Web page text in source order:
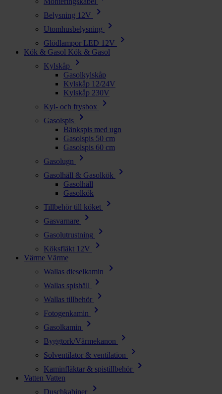
Belysning 12V chevron_right
Utomhusbelysning chevron_right
Glödlampor LED 12V chevron_right
Kök & Gasol Kök & Gasol
Kylskåp
chevron_right
Gasolkylskåp
Kylskåp 12/24V
Kylskåp 230V
Kyl- och frysbox
chevron_right
Gasolspis chevron_right
Bänkspis med ugn
Gasolspis 50 cm
Gasolspis 60 cm
Gasolugn
chevron_right
Gasolhäll & Gasolkök chevron_right
Gasolhäll
Gasolkök
Tillbehör till köket
chevron_right
Gasvarnare chevron_right
Gasolutrustning chevron_right
Köksfläkt 12V chevron_right
Värme Värme
Wallas dieselkamin
chevron_right
Wallas spishäll chevron_right
Wallas tillbehör chevron_right
Fotogenkamin chevron_right
Gasolkamin chevron_right
Byggtork/Värmekanon chevron_right
Solventilator & ventilation chevron_right
Kaminfläktar & spistillbehör chevron_right
Vatten Vatten
Duschkabiner
chevron_right